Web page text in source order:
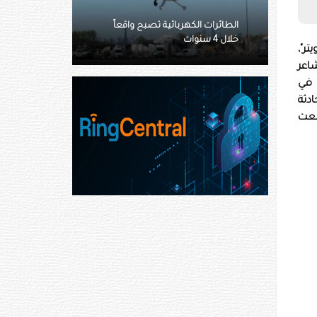
في
الكهربائية تصبح واقعاً
إنقاذ ثعبان ضخم داخل مطار